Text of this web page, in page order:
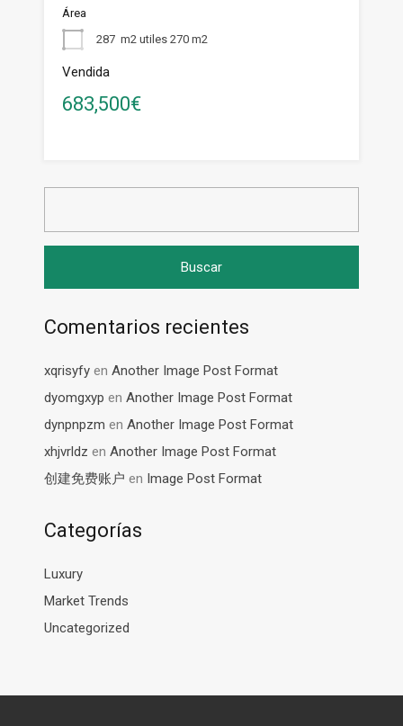
Área
287 m2 utiles 270 m2
Vendida
683,500€
Comentarios recientes
xqrisyfy en Another Image Post Format
dyomgxyp en Another Image Post Format
dynpnpzm en Another Image Post Format
xhjvrldz en Another Image Post Format
创建免费账户 en Image Post Format
Categorías
Luxury
Market Trends
Uncategorized